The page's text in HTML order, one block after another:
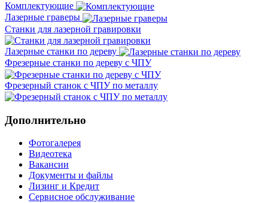
Комплектующие
Лазерные граверы
Станки для лазерной гравировки
Лазерные станки по дереву
Фрезерные станки по дереву с ЧПУ
Фрезерный станок с ЧПУ по металлу
Дополнительно
Фотогалерея
Видеотека
Вакансии
Документы и файлы
Лизинг и Кредит
Сервисное обслуживание